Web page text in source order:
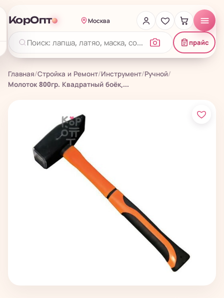
КорОпт Москва
прайс
Главная/Стройка и Ремонт/Инструмент/Ручной/
Молоток 800гр. Квадратный боёк,...